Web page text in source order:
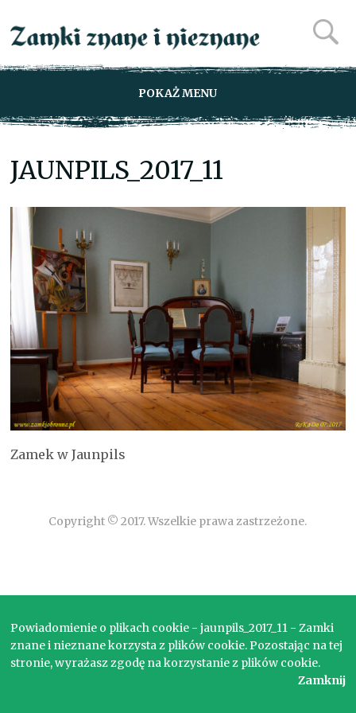
POKAŻ MENU
JAUNPILS_2017_11
Zamek w Jaunpils
Copyright © 2017. Wszelkie prawa zastrzeżone.
Powiadomienie o plikach cookie - jaunpils_2017_11 - Zamki
znane i nieznane korzysta z plików cookie. Pozostając na tej
stronie, wyrażasz zgodę na korzystanie z plików cookie.
Zamknij